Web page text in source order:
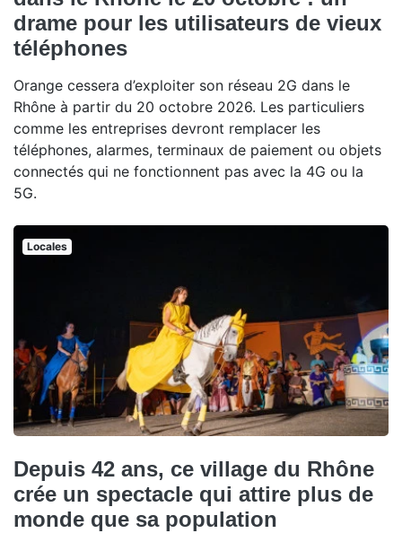
drame pour les utilisateurs de vieux
téléphones
Orange cessera d’exploiter son réseau 2G dans le
Rhône à partir du 20 octobre 2026. Les particuliers
comme les entreprises devront remplacer les
téléphones, alarmes, terminaux de paiement ou objets
connectés qui ne fonctionnent pas avec la 4G ou la
5G.
Locales
Depuis 42 ans, ce village du Rhône
crée un spectacle qui attire plus de
monde que sa population